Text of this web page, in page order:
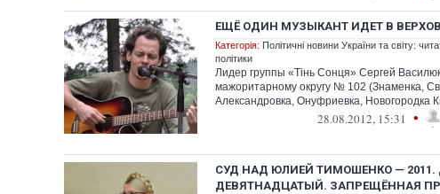
ЕЩЁ ОДИН МУЗЫКАНТ ИДЕТ В
Категорія: Політичні новини України та світу:
політики
Лидер группы «Тінь Сонця» Сергей
мажоритарному округу № 102 (Знаменка,
Александровка, Онуфриевка, Новогородка
28.08.2012, 15:31 •
СУД НАД ЮЛИЕЙ ТИМОШЕНКО — 2011.
ДЕВЯТНАДЦАТЫЙ. ЗАПРЕЩЁННАЯ